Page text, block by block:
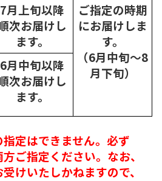
7月上旬以降
次お届けし
ます。
ご指定の時期
にお届けしま
す。
（6月中旬～8
月下旬）
6月中旬以降
次お届けし
ます。
定はできません。必ず
ご指定ください。なお、
けいたしかねますので、